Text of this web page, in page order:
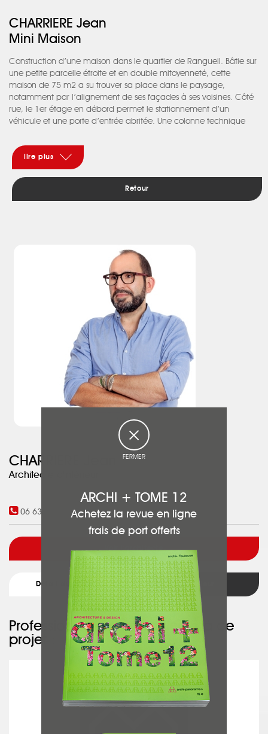
CHARRIERE Jean
Mini Maison
Construction d’une maison dans le quartier de Rangueil. Bâtie sur
une petite parcelle étroite et en double mitoyenneté, cette
maison de 75 m2 a su trouver sa place dans le paysage,
notamment par l’alignement de ses façades à ses voisines. Côté
rue, le 1er étage en débord permet le stationnement d’un
véhicule et une porte d’entrée abritée. Une colonne technique
jardin, l’enchevêtrement des cubes offre une terrasse
partiellement abritée et un double jeu de formes et alignements
mitoyens. À l’intérieur, l’escalier et la structure métallique, le
parquet, le béton et les carreaux de ciment donnent tout son
caractère à cette petite maison.
lire plus
Retour
CHARRIERE Jean
Architecte d'intérieur
06 63 75 19 01
Voir l'architecte
Détail du projet Retour
Professionnel ayant participé à ce
projet :
EMC
FERMER
ARCHI + TOME 12
Achetez la revue en ligne
frais de port offerts